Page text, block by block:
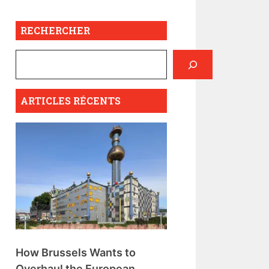
RECHERCHER
ARTICLES RÉCENTS
How Brussels Wants to